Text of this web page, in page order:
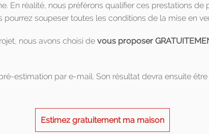
En réalité, nous préférons qualifier ces prestations
soupeser toutes les conditions de la mise en
nous avons choisi de vous proposer
estimation par e-mail. Son résultat devra ensuite
Estimez gratuitement ma maison